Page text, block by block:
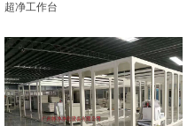
超净工作台